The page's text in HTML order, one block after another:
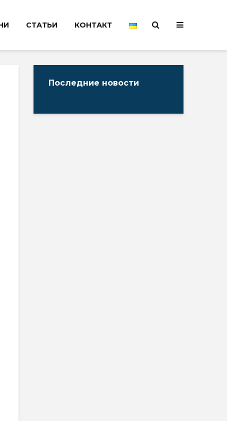
СТАТЬИ КОНТАКТ
Последние новости